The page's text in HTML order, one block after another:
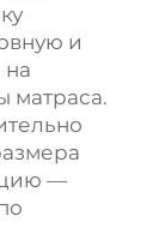
и
матраса.
—